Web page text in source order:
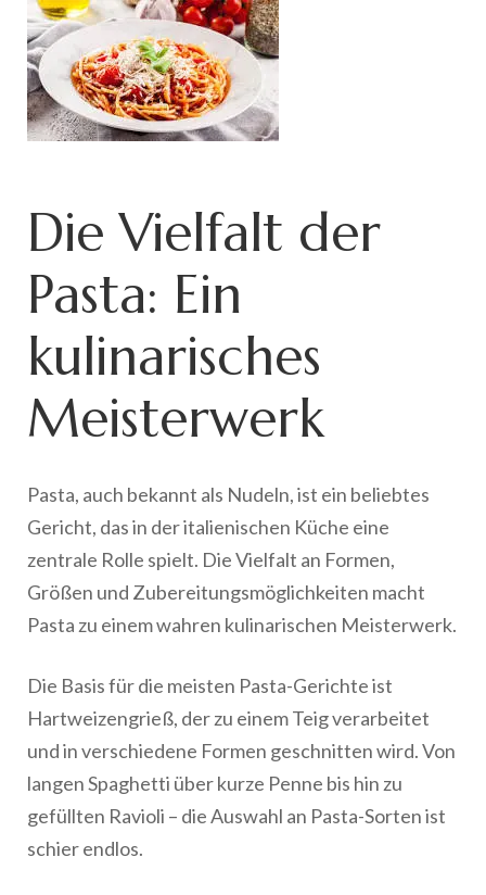
Die Vielfalt der
Pasta: Ein
kulinarisches
Meisterwerk
Pasta, auch bekannt als Nudeln, ist ein beliebtes
Gericht, das in der italienischen Küche eine
zentrale Rolle spielt. Die Vielfalt an Formen,
Größen und Zubereitungsmöglichkeiten macht
Pasta zu einem wahren kulinarischen Meisterwerk.
Die Basis für die meisten Pasta-Gerichte ist
Hartweizengrieß, der zu einem Teig verarbeitet
und in verschiedene Formen geschnitten wird. Von
langen Spaghetti über kurze Penne bis hin zu
gefüllten Ravioli – die Auswahl an Pasta-Sorten ist
schier endlos.